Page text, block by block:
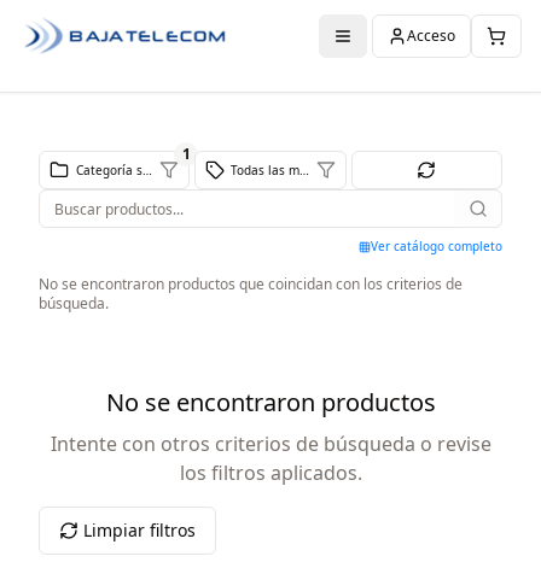
Acceso
Categoría seleccionada
1
Todas las marcas
Ver catálogo completo
No se encontraron productos que coincidan con los criterios de
búsqueda.
No se encontraron productos
Intente con otros criterios de búsqueda o revise
los filtros aplicados.
Limpiar filtros